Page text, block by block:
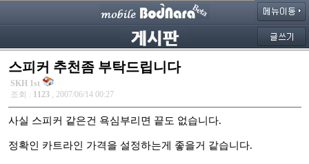
스피커 추천좀 부탁드립니다
SKH 1st
조회 : 1123 , 2007/06/14 00:27
사실 스피커 같은건 욕심부리면 끝도 없습니다.
정확인 카트라인 가격을 설정하는게 좋을거 같습니다.